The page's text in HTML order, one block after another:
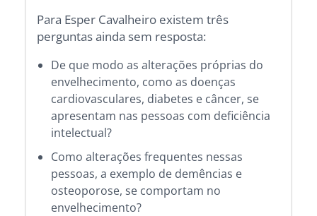
Para Esper Cavalheiro existem três
perguntas ainda sem resposta:
De que modo as alterações próprias do
envelhecimento, como as doenças
cardiovasculares, diabetes e câncer, se
apresentam nas pessoas com deficiência
intelectual?
Como alterações frequentes nessas
pessoas, a exemplo de demências e
osteoporose, se comportam no
envelhecimento?